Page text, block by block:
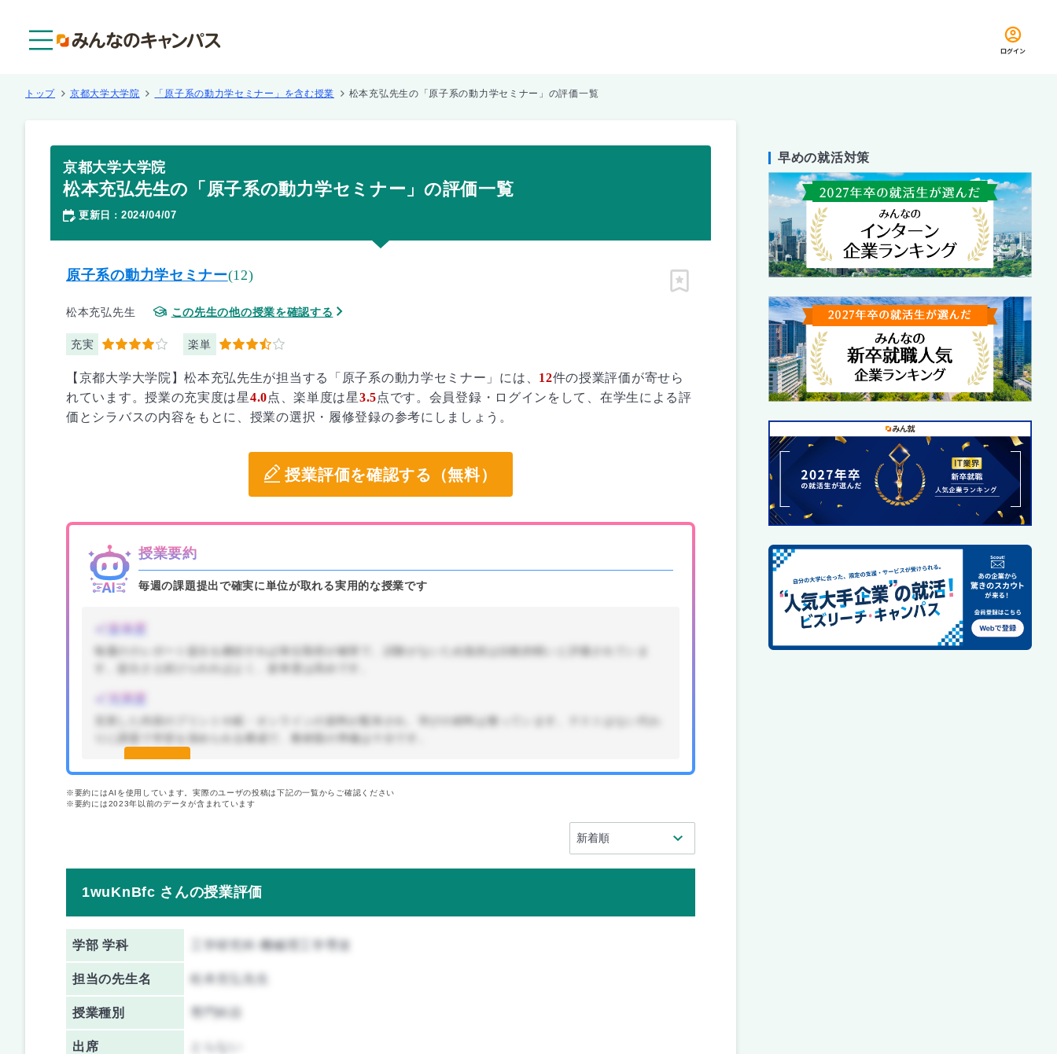
ログイン
トップ 京都大学大学院 「原子系の動力学セミナー」を含む授業 松本充弘先生の「原子系の動力学セミナー」の評価一覧
京都大学大学院
松本充弘先生の「原子系の動力学セミナー」の評価一覧
更新日 ： 2024/04/07
原子系の動力学セミナー(12)
松本充弘先生 この先生の他の授業を確認する
充実 4 楽単 3.5
ピン留め
【京都大学大学院】松本充弘先生が担当する「原子系の動力学セミナー」には、 12件の授業評価が寄せら
れています。授業の充実度は星4.0点、楽単度は星3.5点です。会員登録・ログインをして、在学生による評
価とシラバスの内容をもとに、授業の選択・履修登録の参考にしましょう。
授業評価を確認する（無料）
授業要約
毎週の課題提出で確実に単位が取れる実用的な授業です
楽単度
毎週の小レポート提出を継続すれば単位取得が確実で、試験がないため負担は比較的軽いと評価されていま
充実度
りに課題で学習を深められる構成で、教材面の準備は十分です。
続きを見
る(無料)
※要約にはAIを使用しています。実際のユーザの投稿は下記の一覧からご確認ください
※要約には2023年以前のデータが含まれています
1wuKnBfc さんの授業評価
学部 学科 工学研究科 機械理工学専攻
担当の先生名
授業種別 専門科目
出席
早めの就活対策